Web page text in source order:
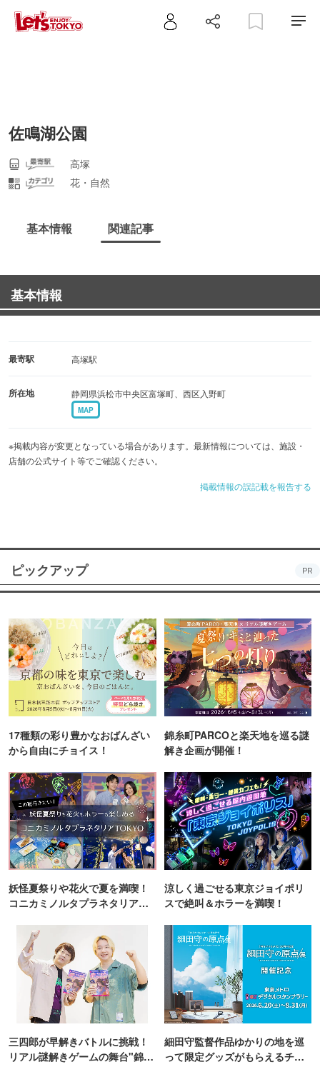
佐鳴湖公園
高塚
花・自然
基本情報 関連記事
基本情報
最寄駅 高塚駅
所在地 静岡県浜松市中央区富塚町、西区入野町
MAP
※掲載内容が変更となっている場合があります。最新情報については、施設・
店舗の公式サイト等でご確認ください。
掲載情報の誤記載を報告する
ピックアップ PR
17種類の彩り豊かなおばんざい
から自由にチョイス！
錦糸町PARCOと楽天地を巡る謎
解き企画が開催！
妖怪夏祭りや花火で夏を満喫！
コニカミノルタプラネタリア
涼しく過ごせる東京ジョイポリ
スで絶叫＆ホラーを満喫！
三四郎が早解きバトルに挑戦！
リアル謎解きゲームの舞台"錦糸
細田守監督作品ゆかりの地を巡
って限定グッズがもらえるチャ